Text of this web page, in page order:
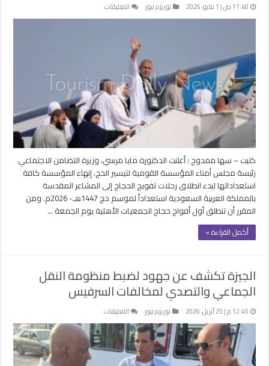
11:40 ص | 1 مايو، 2026 توريزم نيوز التعليقات
الجمعة
أول
أفواج
حجاج
الجمعيات
الأهلية
المنورة
مغلقة
كتبت – سها ممدوح : أعلنت الدكتورة مايا مرسي، وزيرة التضامن الاجتماعي
رئيسة مجلس أمناء المؤسسة القومية لتيسير الحج، إنهاء المؤسسة كافة
استعداداتها لبدء انطلاق رحلات تفويج الحجاج إلى المشاعر المقدسة
بالمملكة العربية السعودية استعداداً لموسم حج 1447هـ- 2026م. ومن
المقرر أن تنطلق أول أفواج حجاج الجمعيات الأهلية يوم الجمعة …
أكمل القراءة »
الجيزة تكشف عن جهود لضبط منظومة النقل
الجماعي والتصدي لمخالفات السرفيس
12:45 م | 25 أبريل، 2026 توريزم نيوز التعليقات
الجيزة
تكشف
عن
جهود